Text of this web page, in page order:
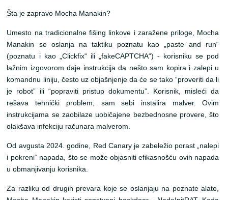
Šta je zapravo Mocha Manakin?
Umesto na tradicionalne fišing linkove i zaražene priloge, Mocha
Manakin se oslanja na taktiku poznatu kao „paste and run“
(poznatu i kao „Clickfix“ ili „fakeCAPTCHA“) - korisniku se pod
lažnim izgovorom daje instrukcija da nešto sam kopira i zalepi u
komandnu liniju, često uz objašnjenje da će se tako “proveriti da li
je robot” ili “popraviti pristup dokumentu”. Korisnik, misleći da
rešava tehnički problem, sam sebi instalira malver. Ovim
instrukcijama se zaobilaze uobičajene bezbednosne provere, što
olakšava infekciju računara malverom.
Od avgusta 2024. godine, Red Canary je zabeležio porast „nalepi
i pokreni“ napada, što se može objasniti efikasnošću ovih napada
u obmanjivanju korisnika.
Za razliku od drugih prevara koje se oslanjaju na poznate alate,